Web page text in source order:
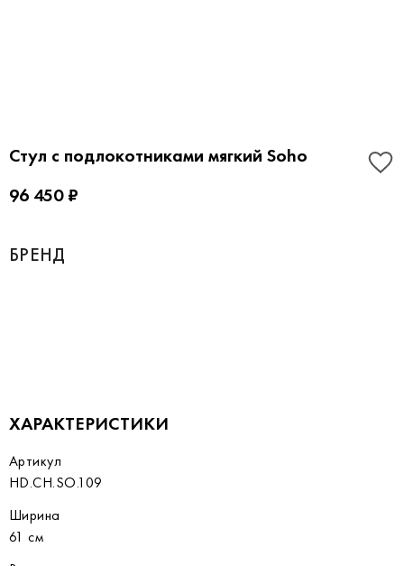
Стул с подлокотниками мягкий Soho
96 450 ₽
БРЕНД
ХАРАКТЕРИСТИКИ
Артикул
HD.CH.SO.109
Ширина
61 см